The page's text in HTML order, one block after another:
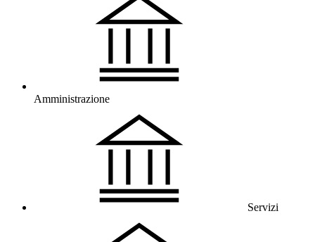
Amministrazione
Servizi